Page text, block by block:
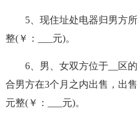
5、现住址处电器归男方
整(￥：___元)。
6、男、女双方位于__区
合男方在3个月之内出售，出
元整(￥：___元)。